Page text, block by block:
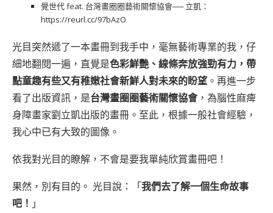
覺世代 feat. 台灣畫圈圈藝術關懷協會── 立凱：
https://reurl.cc/97bAzO
光目突然遞了一本畫冊到我手中，毫無藝術專業的我，仔
細地翻閱一遍，直覺是色彩鮮艷、線條奔放強勁有力，帶
點童趣有些又有稚嫩社會新鮮人對未來的盼望 。再進一步
看了出版資訊，是台灣畫圈圈藝術關懷協會，為腦性麻痺
身障畫家劉立凱出版的畫冊。至此，根據一般社會經驗，
我心中已有大致的圖像。
依我對光目的瞭解，不會是要我單純欣賞畫冊吧！
果然，別有目的。 光目說：「我們去了解一個生命故事
吧！ 」